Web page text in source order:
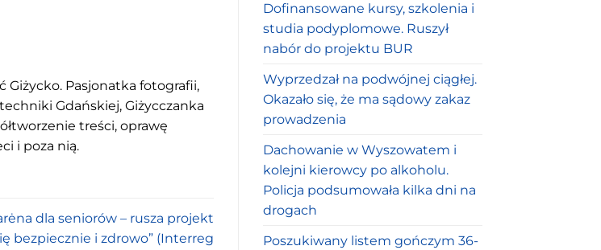
Giżycko. Pasjonatka fotografii,
Gdańskiej, Giżycczanka
treści, oprawę
i poza nią.
dla seniorów – rusza projekt
bezpiecznie i zdrowo” (Interreg
Dofinansowane kursy, szkolenia i
studia podyplomowe. Ruszył
nabór do projektu BUR
Wyprzedzał na podwójnej ciągłej.
Okazało się, że ma sądowy zakaz
prowadzenia
Dachowanie w Wyszowatem i
kolejni kierowcy po alkoholu.
Policja podsumowała kilka dni na
drogach
Poszukiwany listem gończym 36-